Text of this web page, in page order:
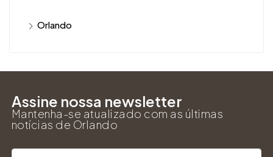
Orlando
Assine nossa newsletter
Mantenha-se atualizado com as últimas
notícias de Orlando